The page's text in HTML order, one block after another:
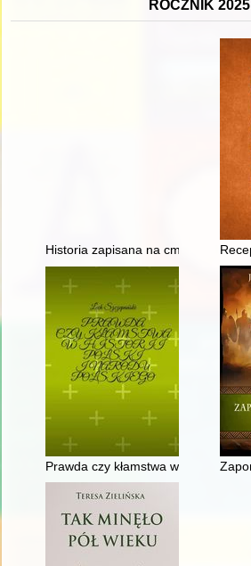
ROCZNIK 2025
Historia zapisana na cmentarnych
Prawda czy kłamstwa w historii